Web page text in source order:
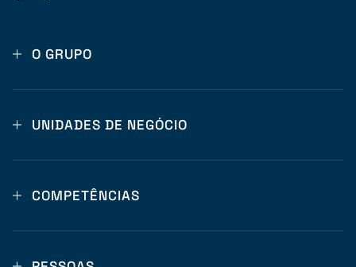
O GRUPO
UNIDADES DE NEGÓCIO
COMPETÊNCIAS